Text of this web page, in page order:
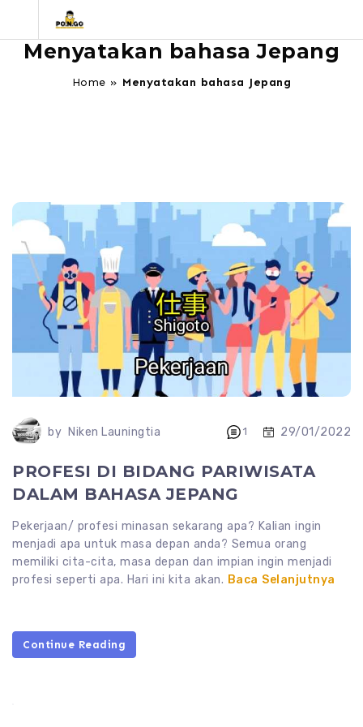
Menyatakan bahasa Jepang
Home » Menyatakan bahasa Jepang
by Niken Launingtia 1 29/01/2022
PROFESI DI BIDANG PARIWISATA
DALAM BAHASA JEPANG
Pekerjaan/ profesi minasan sekarang apa? Kalian ingin
menjadi apa untuk masa depan anda? Semua orang
memiliki cita-cita, masa depan dan impian ingin menjadi
profesi seperti apa. Hari ini kita akan. Baca Selanjutnya
Continue Reading